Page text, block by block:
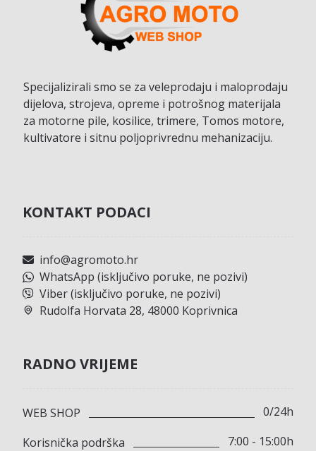
Specijalizirali smo se za veleprodaju i maloprodaju
dijelova, strojeva, opreme i potrošnog materijala
za motorne pile, kosilice, trimere, Tomos motore,
kultivatore i sitnu poljoprivrednu mehanizaciju.
KONTAKT PODACI
info@agromoto.hr
WhatsApp (isključivo poruke, ne pozivi)
Viber (isključivo poruke, ne pozivi)
Rudolfa Horvata 28, 48000 Koprivnica
RADNO VRIJEME
WEB SHOP
0/24h
Korisnička podrška
7:00 - 15:00h